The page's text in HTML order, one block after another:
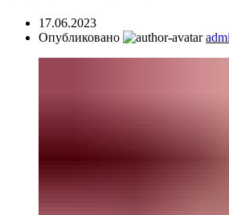
17.06.2023
Опубликовано